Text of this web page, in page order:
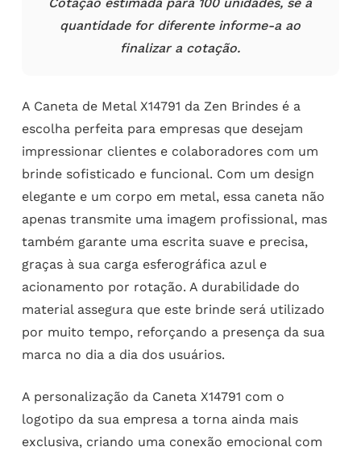
Cotação estimada para 100 unidades, se a
quantidade for diferente informe-a ao
finalizar a cotação.
A Caneta de Metal X14791 da Zen Brindes é a
escolha perfeita para empresas que desejam
impressionar clientes e colaboradores com um
brinde sofisticado e funcional. Com um design
elegante e um corpo em metal, essa caneta não
apenas transmite uma imagem profissional, mas
também garante uma escrita suave e precisa,
graças à sua carga esferográfica azul e
acionamento por rotação. A durabilidade do
material assegura que este brinde será utilizado
por muito tempo, reforçando a presença da sua
marca no dia a dia dos usuários.
A personalização da Caneta X14791 com o
logotipo da sua empresa a torna ainda mais
exclusiva, criando uma conexão emocional com